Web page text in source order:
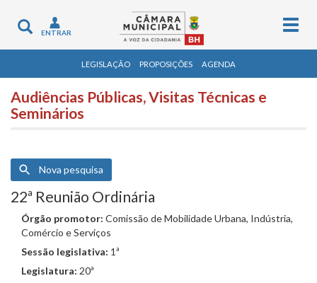
Toggle
navigation
ENTRAR
LEGISLAÇÃO PROPOSIÇÕES AGENDA
Audiências Públicas, Visitas Técnicas e
Seminários
Nova pesquisa
22ª Reunião Ordinária
Órgão promotor: Comissão de Mobilidade Urbana, Indústria,
Comércio e Serviços
Sessão legislativa: 1ª
Legislatura: 20ª